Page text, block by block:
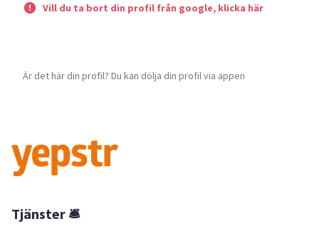
Vill du ta bort din profil från google, klicka här
Är det här din profil? Du kan dölja din profil via appen
Tjänster 🛎